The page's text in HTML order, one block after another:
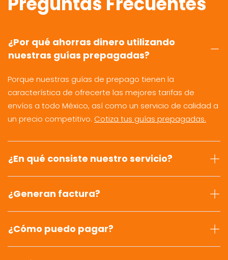
¿Por qué ahorras dinero utilizando
nuestras guías prepagadas?
Porque nuestras guías de prepago tienen la
característica de ofrecerte las mejores tarifas de
envíos a todo México, así como un servicio de calidad a
un precio competitivo. Cotiza tus guías prepagadas.
¿En qué consiste nuestro servicio?
¿Generan factura?
¿Cómo puedo pagar?